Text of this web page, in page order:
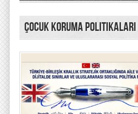
çocuk koruma politikaları